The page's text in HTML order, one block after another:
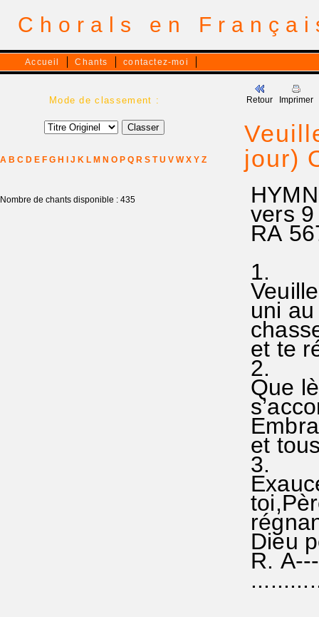
Chorals en
Accueil Chants contactez-moi
Mode de classement :
A B C D E F G H J K L M N O P Q R S T U V W X Y Z
Nombre de chants disponible : 435
Retour Imprimer
jour)
vers
RA
1.
uni
et te
2.
Que
et
3.
Dieu
R.